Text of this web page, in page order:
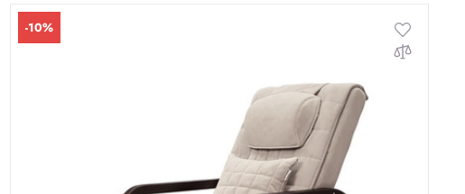
-10%